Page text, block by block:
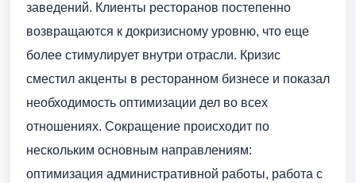
заведений. Клиенты ресторанов постепенно
возвращаются к докризисному уровню, что еще
более стимулирует внутри отрасли. Кризис
сместил акценты в ресторанном бизнесе и показал
необходимость оптимизации дел во всех
отношениях. Сокращение происходит по
нескольким основным направлениям:
оптимизация административной работы, работа с